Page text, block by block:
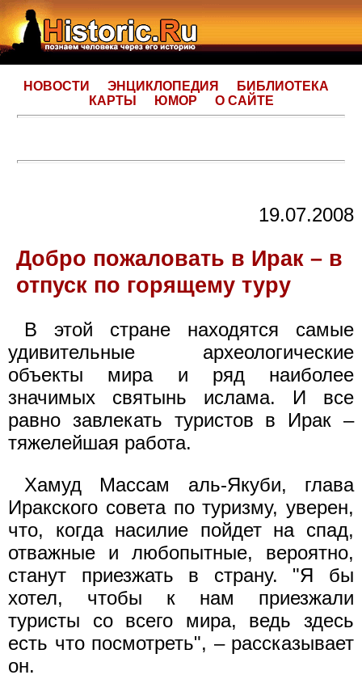
НОВОСТИ ЭНЦИКЛОПЕДИЯ
БИБЛИОТЕКА
КАРТЫ
ЮМОР О САЙТЕ
19.07.2008
Добро пожаловать в Ирак – в
отпуск по горящему туру
В этой стране находятся самые
удивительные археологические
объекты мира и ряд наиболее
значимых святынь ислама. И все
равно завлекать туристов в Ирак –
тяжелейшая работа.
Хамуд Массам аль-Якуби, глава
Иракского совета по туризму, уверен,
что, когда насилие пойдет на спад,
отважные и любопытные, вероятно,
станут приезжать в страну. "Я бы
хотел, чтобы к нам приезжали
туристы со всего мира, ведь здесь
есть что посмотреть", – рассказывает
он.